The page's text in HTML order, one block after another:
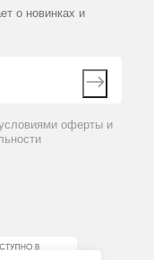
о новинках и
оферты и